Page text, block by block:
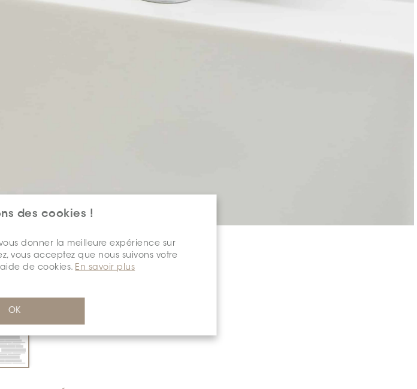
des cookies !
donner la meilleure expérience sur
vous acceptez que nous suivons votre
de cookies. En savoir plus
OK
UNECOULEUR: *